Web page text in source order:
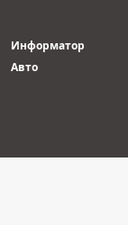
Информатор
Авто